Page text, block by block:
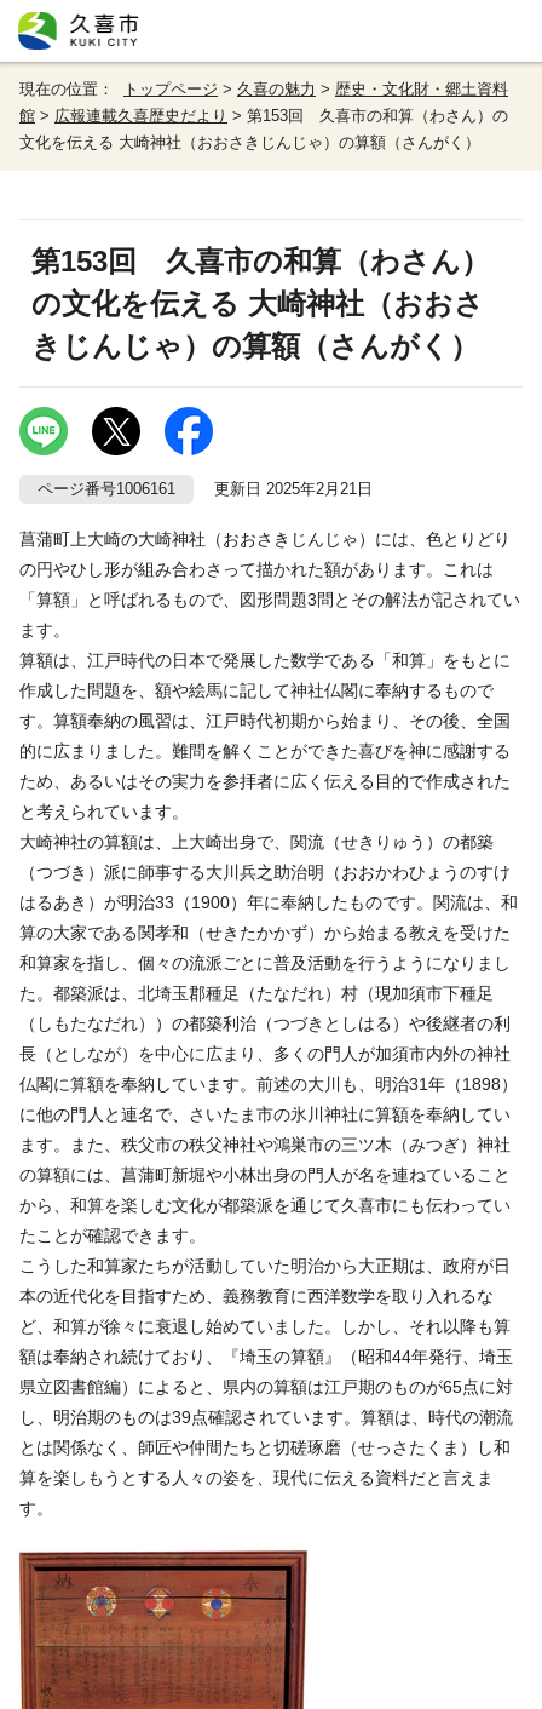
現在の位置： トップページ > 久喜の魅力 > 歴史・文化財・郷土資料
館 > 広報連載久喜歴史だより > 第153回 久喜市の和算（わさん）の
文化を伝える 大崎神社（おおさきじんじゃ）の算額（さんがく）
第153回 久喜市の和算（わさん）
の文化を伝える 大崎神社（おおさ
きじんじゃ）の算額（さんがく）
ページ番号1006161 更新日 2025年2月21日
菖蒲町上大崎の大崎神社（おおさきじんじゃ）には、色とりどり
の円やひし形が組み合わさって描かれた額があります。これは
「算額」と呼ばれるもので、図形問題3問とその解法が記されてい
ます。
算額は、江戸時代の日本で発展した数学である「和算」をもとに
作成した問題を、額や絵馬に記して神社仏閣に奉納するもので
す。算額奉納の風習は、江戸時代初期から始まり、その後、全国
的に広まりました。難問を解くことができた喜びを神に感謝する
ため、あるいはその実力を参拝者に広く伝える目的で作成された
と考えられています。
大崎神社の算額は、上大崎出身で、関流（せきりゅう）の都築
（つづき）派に師事する大川兵之助治明（おおかわひょうのすけ
はるあき）が明治33（1900）年に奉納したものです。関流は、和
算の大家である関孝和（せきたかかず）から始まる教えを受けた
和算家を指し、個々の流派ごとに普及活動を行うようになりまし
た。都築派は、北埼玉郡種足（たなだれ）村（現加須市下種足
（しもたなだれ））の都築利治（つづきとしはる）や後継者の利
長（としなが）を中心に広まり、多くの門人が加須市内外の神社
仏閣に算額を奉納しています。前述の大川も、明治31年（1898）
に他の門人と連名で、さいたま市の氷川神社に算額を奉納してい
ます。また、秩父市の秩父神社や鴻巣市の三ツ木（みつぎ）神社
の算額には、菖蒲町新堀や小林出身の門人が名を連ねていること
から、和算を楽しむ文化が都築派を通じて久喜市にも伝わってい
たことが確認できます。
こうした和算家たちが活動していた明治から大正期は、政府が日
本の近代化を目指すため、義務教育に西洋数学を取り入れるな
ど、和算が徐々に衰退し始めていました。しかし、それ以降も算
額は奉納され続けており、『埼玉の算額』（昭和44年発行、埼玉
県立図書館編）によると、県内の算額は江戸期のものが65点に対
し、明治期のものは39点確認されています。算額は、時代の潮流
とは関係なく、師匠や仲間たちと切磋琢磨（せっさたくま）し和
算を楽しもうとする人々の姿を、現代に伝える資料だと言えま
す。